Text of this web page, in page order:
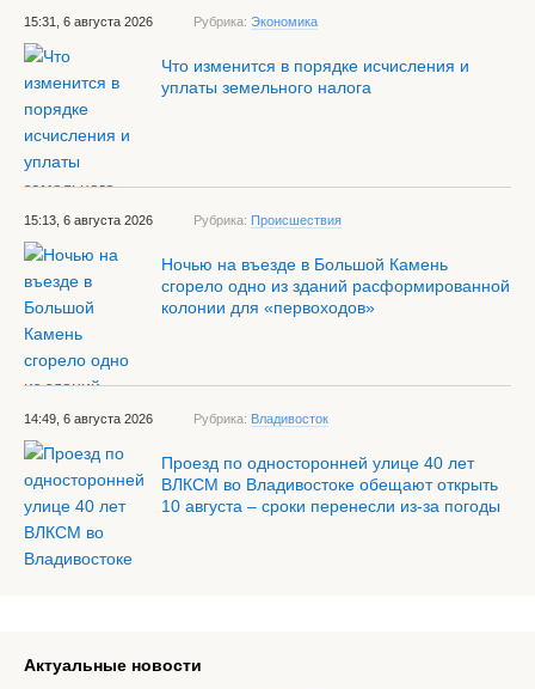
15:31, 6 августа 2026 Рубрика: Экономика
Что изменится в порядке исчисления и
уплаты земельного налога
15:13, 6 августа 2026 Рубрика: Происшествия
Ночью на въезде в Большой Камень
сгорело одно из зданий расформированной
колонии для «первоходов»
14:49, 6 августа 2026 Рубрика: Владивосток
Проезд по односторонней улице 40 лет
ВЛКСМ во Владивостоке обещают открыть
10 августа – сроки перенесли из-за погоды
Актуальные новости